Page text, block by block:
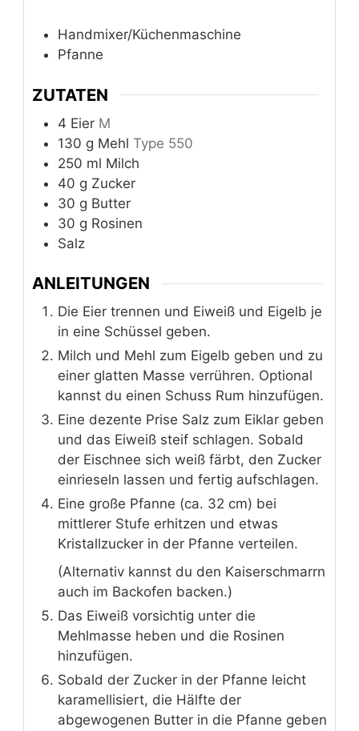
Handmixer/Küchenmaschine
Pfanne
ZUTATEN
4 Eier M
130 g Mehl Type 550
250 ml Milch
40 g Zucker
30 g Butter
30 g Rosinen
Salz
ANLEITUNGEN
Die Eier trennen und Eiweiß und Eigelb je
in eine Schüssel geben.
Milch und Mehl zum Eigelb geben und zu
einer glatten Masse verrühren. Optional
kannst du einen Schuss Rum hinzufügen.
Eine dezente Prise Salz zum Eiklar geben
und das Eiweiß steif schlagen. Sobald
der Eischnee sich weiß färbt, den Zucker
einrieseln lassen und fertig aufschlagen.
Eine große Pfanne (ca. 32 cm) bei
mittlerer Stufe erhitzen und etwas
Kristallzucker in der Pfanne verteilen.
(Alternativ kannst du den Kaiserschmarrn
auch im Backofen backen.)
Das Eiweiß vorsichtig unter die
Mehlmasse heben und die Rosinen
hinzufügen.
Sobald der Zucker in der Pfanne leicht
karamellisiert, die Hälfte der
abgewogenen Butter in die Pfanne geben